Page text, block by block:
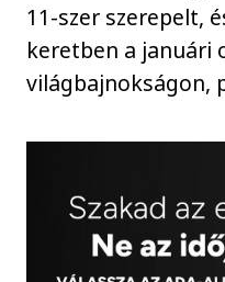
11-szer szerepelt,
keretben a januári
világbajnokságon,